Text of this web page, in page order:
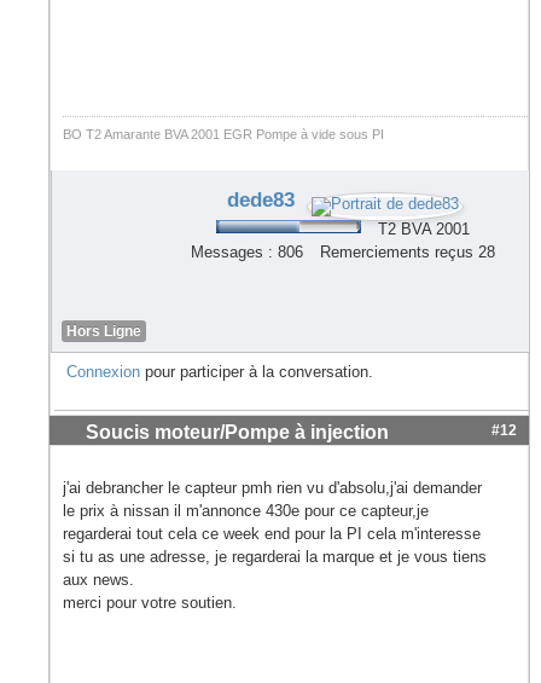
BO T2 Amarante BVA 2001 EGR Pompe à vide sous PI
dede83
T2 BVA 2001
Messages : 806
Remerciements reçus 28
Hors Ligne
Connexion pour participer à la conversation.
Soucis moteur/Pompe à injection #12
j'ai debrancher le capteur pmh rien vu d'absolu,j'ai demander
le prix à nissan il m'annonce 430e pour ce capteur,je
regarderai tout cela ce week end pour la PI cela m'interesse
si tu as une adresse, je regarderai la marque et je vous tiens
aux news.
merci pour votre soutien.